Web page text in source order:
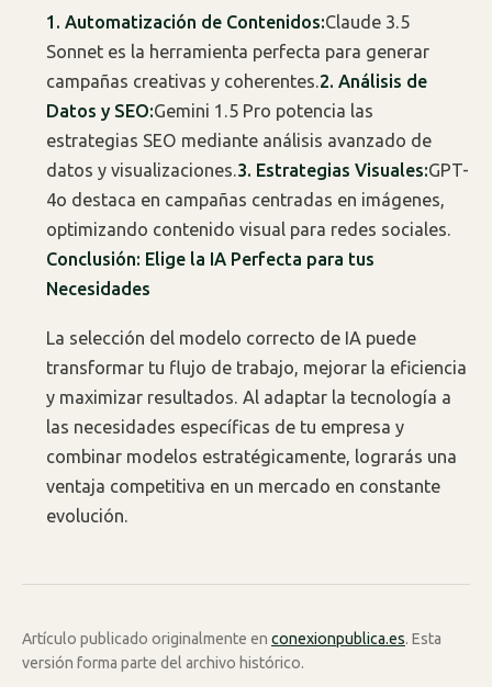
1. Automatización de Contenidos:Claude 3.5
Sonnet es la herramienta perfecta para generar
campañas creativas y coherentes.2. Análisis de
Datos y SEO:Gemini 1.5 Pro potencia las
estrategias SEO mediante análisis avanzado de
datos y visualizaciones.3. Estrategias Visuales:GPT-
4o destaca en campañas centradas en imágenes,
optimizando contenido visual para redes sociales.
Conclusión: Elige la IA Perfecta para tus
Necesidades
La selección del modelo correcto de IA puede
transformar tu flujo de trabajo, mejorar la eficiencia
y maximizar resultados. Al adaptar la tecnología a
las necesidades específicas de tu empresa y
combinar modelos estratégicamente, lograrás una
ventaja competitiva en un mercado en constante
evolución.
Artículo publicado originalmente en conexionpublica.es. Esta
versión forma parte del archivo histórico.